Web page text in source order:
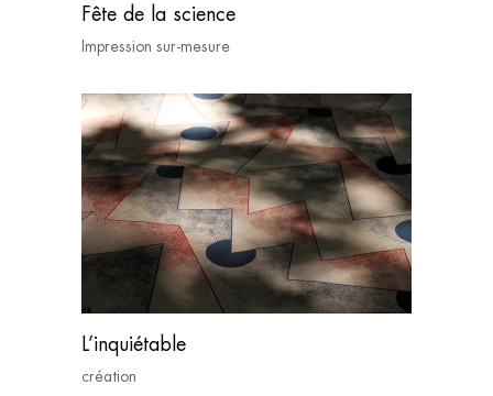
Fête de la science
Impression sur-mesure
L’inquiétable
création